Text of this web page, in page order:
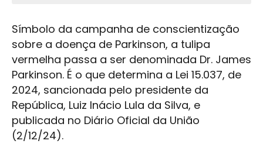
Símbolo da campanha de conscientização
sobre a doença de Parkinson, a tulipa
vermelha passa a ser denominada Dr. James
Parkinson. É o que determina a Lei 15.037, de
2024, sancionada pelo presidente da
República, Luiz Inácio Lula da Silva, e
publicada no Diário Oficial da União
(2/12/24).